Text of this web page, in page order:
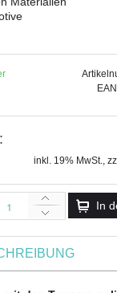
inkl. 19% MwSt.,
In